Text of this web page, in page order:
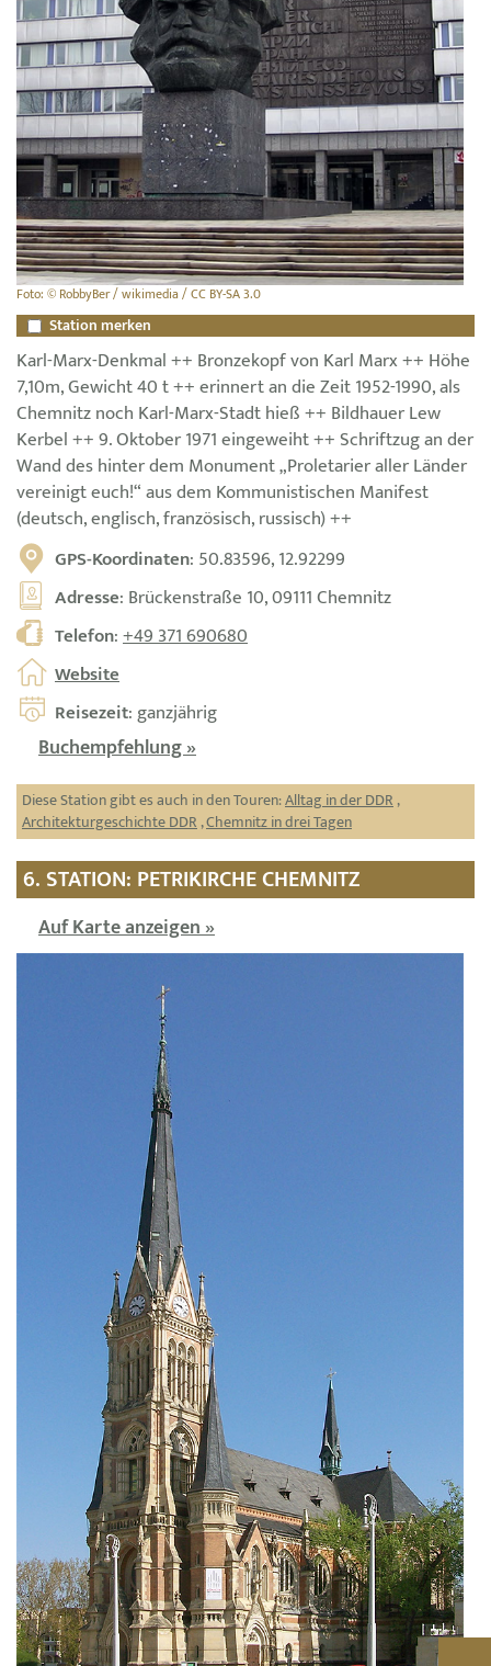
Foto: © RobbyBer / wikimedia / CC BY-SA 3.0
Station merken
Karl-Marx-Denkmal ++ Bronzekopf von Karl Marx ++ Höhe
7,10m, Gewicht 40 t ++ erinnert an die Zeit 1952-1990, als
Chemnitz noch Karl-Marx-Stadt hieß ++ Bildhauer Lew
Kerbel ++ 9. Oktober 1971 eingeweiht ++ Schriftzug an der
Wand des hinter dem Monument „Proletarier aller Länder
vereinigt euch!“ aus dem Kommunistischen Manifest
(deutsch, englisch, französisch, russisch) ++
GPS-Koordinaten: 50.83596, 12.92299
Adresse: Brückenstraße 10, 09111 Chemnitz
Telefon:+49 371 690680
Website
Reisezeit: ganzjährig
Buchempfehlung »
Diese Station gibt es auch in den Touren:Alltag in der DDR,
Architekturgeschichte DDR,Chemnitz in drei Tagen
6. STATION: PETRIKIRCHE CHEMNITZ
Auf Karte anzeigen »